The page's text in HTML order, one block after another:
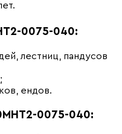
0075-040:
лестниц, пандусов
ендов.
0075-040: